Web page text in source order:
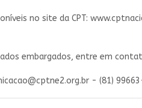
no site da CPT:
embargados, entre em
- (81)